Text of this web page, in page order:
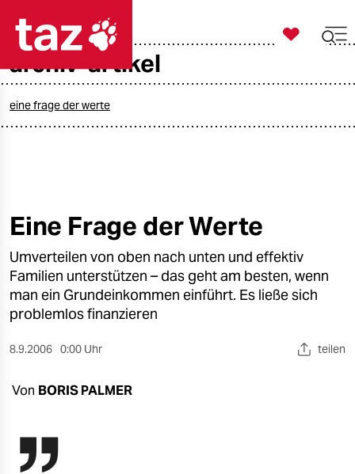
öko
gesellschaft
kultur
sport
berlin
nord
verlag

taz zahl ich
archiv-artikel
eine frage der werte
Eine Frage der Werte
Umverteilen von oben nach unten und effektiv
Familien unterstützen – das geht am besten, wenn
man ein Grundeinkommen einführt. Es ließe sich
problemlos finanzieren
8.9.2006 0:00 Uhr teilen
Von BORIS PALMER
